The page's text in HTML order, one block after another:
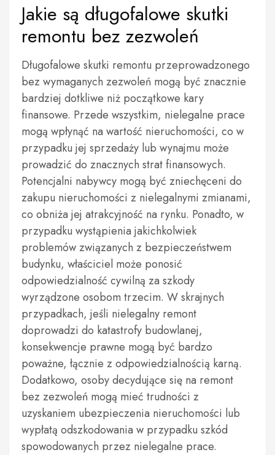
Jakie są długofalowe skutki
remontu bez zezwoleń
Długofalowe skutki remontu przeprowadzonego
bez wymaganych zezwoleń mogą być znacznie
bardziej dotkliwe niż początkowe kary
finansowe. Przede wszystkim, nielegalne prace
mogą wpłynąć na wartość nieruchomości, co w
przypadku jej sprzedaży lub wynajmu może
prowadzić do znacznych strat finansowych.
Potencjalni nabywcy mogą być zniechęceni do
zakupu nieruchomości z nielegalnymi zmianami,
co obniża jej atrakcyjność na rynku. Ponadto, w
przypadku wystąpienia jakichkolwiek
problemów związanych z bezpieczeństwem
budynku, właściciel może ponosić
odpowiedzialność cywilną za szkody
wyrządzone osobom trzecim. W skrajnych
przypadkach, jeśli nielegalny remont
doprowadzi do katastrofy budowlanej,
konsekwencje prawne mogą być bardzo
poważne, łącznie z odpowiedzialnością karną.
Dodatkowo, osoby decydujące się na remont
bez zezwoleń mogą mieć trudności z
uzyskaniem ubezpieczenia nieruchomości lub
wypłatą odszkodowania w przypadku szkód
spowodowanych przez nielegalne prace.